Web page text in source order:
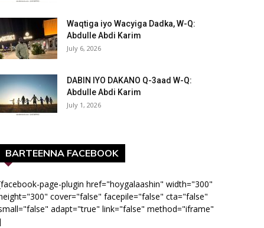
Waqtiga iyo Wacyiga Dadka, W-Q:
Abdulle Abdi Karim
July 6, 2026
DABIN IYO DAKANO Q-3aad W-Q:
Abdulle Abdi Karim
July 1, 2026
BARTEENNA FACEBOOK
page-plugin href="hoygalaashin" width="300"
cover="false" facepile="false" cta="false"
adapt="true" link="false" method="iframe"